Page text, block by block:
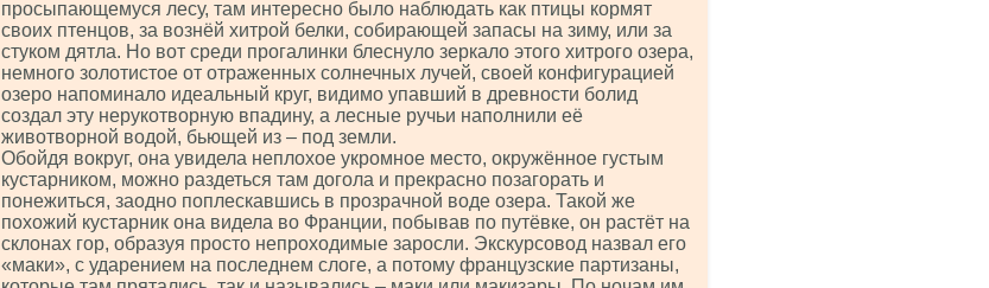
просыпающемуся лесу, там интересно было наблюдать как птицы кормят
своих птенцов, за вознёй хитрой белки, собирающей запасы на зиму, или за
стуком дятла. Но вот среди прогалинки блеснуло зеркало этого хитрого озера,
немного золотистое от отраженных солнечных лучей, своей конфигурацией
озеро напоминало идеальный круг, видимо упавший в древности болид
создал эту нерукотворную впадину, а лесные ручьи наполнили её
животворной водой, бьющей из – под земли.
Обойдя вокруг, она увидела неплохое укромное место, окружённое густым
кустарником, можно раздеться там догола и прекрасно позагорать и
понежиться, заодно поплескавшись в прозрачной воде озера. Такой же
похожий кустарник она видела во Франции, побывав по путёвке, он растёт на
склонах гор, образуя просто непроходимые заросли. Экскурсовод назвал его
«маки», с ударением на последнем слоге, а потому французские партизаны,